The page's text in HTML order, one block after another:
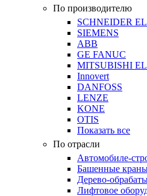
По производителю
SCHNEIDER
SIEMENS
ABB
GE FANUC
MITSUBISHI
Innovert
DANFOSS
LENZE
KONE
OTIS
Показать все
По отрасли
Автомобиле-
Башенные
Дерево-
Лифтовое